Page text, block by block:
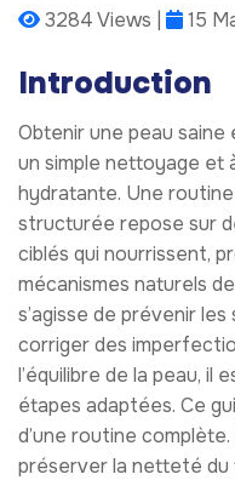
3284 Views | 15
Introduction
Obtenir une peau saine
un simple nettoyage et
hydratante. Une
structurée repose sur
ciblés qui nourrissent,
mécanismes naturels
s’agisse de prévenir
corriger des
l’équilibre de la peau, il
étapes adaptées. Ce
d’une routine
préserver la netteté du